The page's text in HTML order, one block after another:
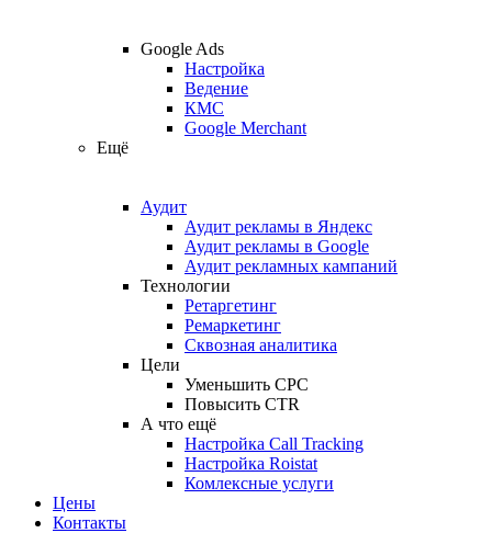
Google Ads
Настройка
Ведение
КМС
Google Merchant
Ещё
Аудит
Аудит рекламы в Яндекс
Аудит рекламы в Google
Аудит рекламных кампаний
Технологии
Ретаргетинг
Ремаркетинг
Сквозная аналитика
Цели
Уменьшить CPC
Повысить CTR
А что ещё
Настройка Call Tracking
Настройка Roistat
Комлексные услуги
Цены
Контакты